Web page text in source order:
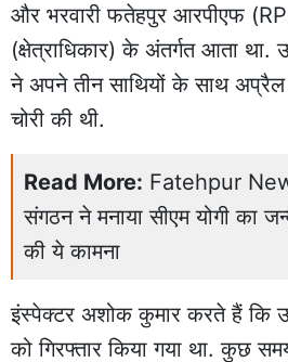
और भरवारी फतेहपुर आरपीएफ
(क्षेत्राधिकार) के अंतर्गत आता था.
ने अपने तीन साथियों के साथ
चोरी की थी.
Read More: Fatehpur
संगठन ने मनाया सीएम योगी का
की ये कामना
इंस्पेक्टर अशोक कुमार करते हैं कि
को गिरफ्तार किया गया था. कुछ